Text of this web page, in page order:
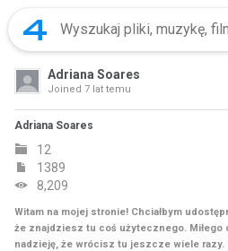
Adriana Soares
Joined 7 lat temu
Adriana Soares
12
1389
8,209
Witam na mojej stronie! Chciałbym
że znajdziesz tu coś użytecznego. Miłego
nadzieję, że wrócisz tu jeszcze wiele razy.